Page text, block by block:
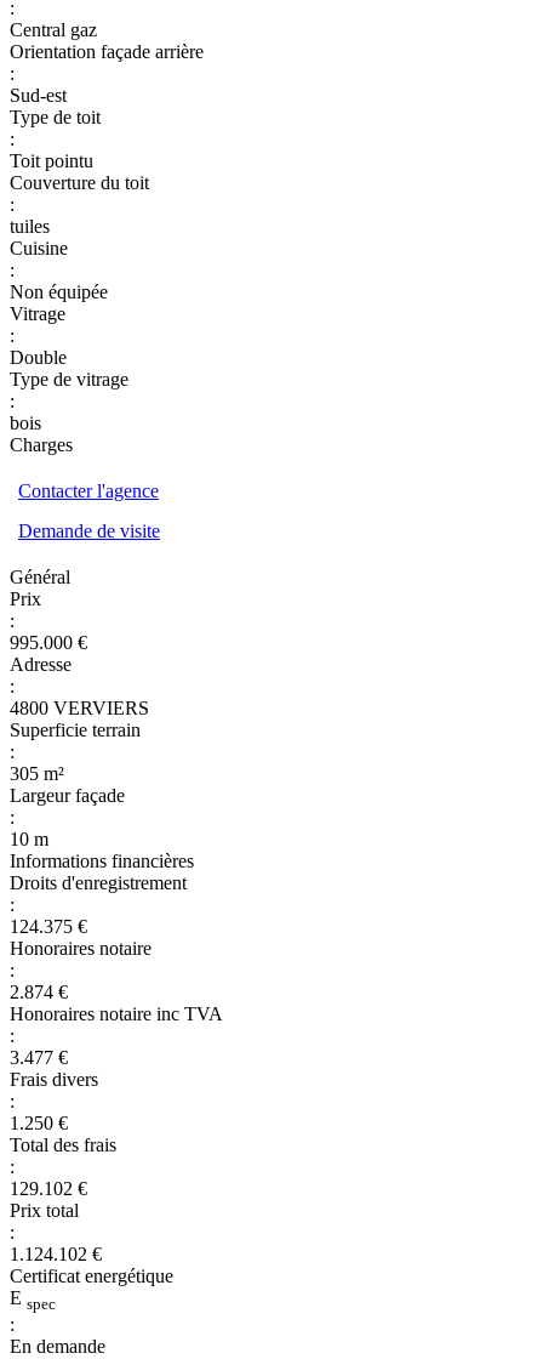
:
Central gaz
Orientation façade arrière
:
Sud-est
Type de toit
:
Toit pointu
Couverture du toit
:
tuiles
Cuisine
:
Non équipée
Vitrage
:
Double
Type de vitrage
:
bois
Charges
Contacter l'agence
Demande de visite
Général
Prix
:
995.000 €
Adresse
:
4800 VERVIERS
Superficie terrain
:
305 m²
Largeur façade
:
10 m
Informations financières
Droits d'enregistrement
:
124.375 €
Honoraires notaire
:
2.874 €
Honoraires notaire inc TVA
:
3.477 €
Frais divers
:
1.250 €
Total des frais
:
129.102 €
Prix total
:
1.124.102 €
Certificat energétique
E spec
:
En demande